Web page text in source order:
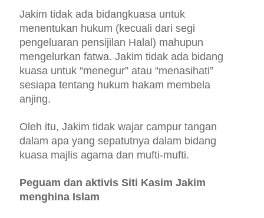
Jakim tidak ada bidangkuasa untuk
menentukan hukum (kecuali dari segi
pengeluaran pensijilan Halal) mahupun
mengelurkan fatwa. Jakim tidak ada bidang
kuasa untuk “menegur” atau “menasihati”
sesiapa tentang hukum hakam membela
anjing.
Oleh itu, Jakim tidak wajar campur tangan
dalam apa yang sepatutnya dalam bidang
kuasa majlis agama dan mufti-mufti.
Peguam dan aktivis Siti Kasim Jakim
menghina Islam